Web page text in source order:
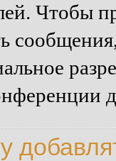
Чтобы